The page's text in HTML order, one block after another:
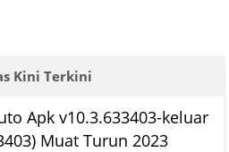
Kini Terkini
Apk v10.3.633403-keluar
Muat Turun 2023